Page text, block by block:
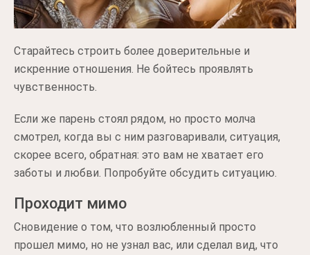
Старайтесь строить более доверительные и
искренние отношения. Не бойтесь проявлять
чувственность.
Если же парень стоял рядом, но просто молча
смотрел, когда вы с ним разговаривали, ситуация,
скорее всего, обратная: это вам не хватает его
заботы и любви. Попробуйте обсудить ситуацию.
Проходит мимо
Сновидение о том, что возлюбленный просто
прошел мимо, но не узнал вас, или сделал вид, что